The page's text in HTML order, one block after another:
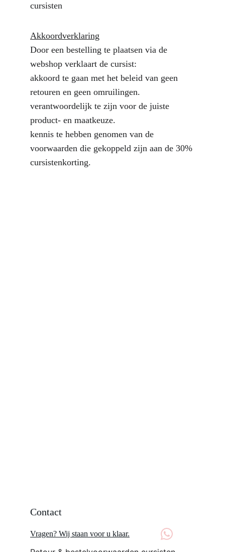
cursisten
Akkoordverklaring
Door een bestelling te plaatsen via de
webshop verklaart de cursist:
akkoord te gaan met het beleid van geen
retouren en geen omruilingen.
verantwoordelijk te zijn voor de juiste
product- en maatkeuze.
kennis te hebben genomen van de
voorwaarden die gekoppeld zijn aan de 30%
cursistenkorting.
Contact
Vragen? Wij staan voor u klaar.